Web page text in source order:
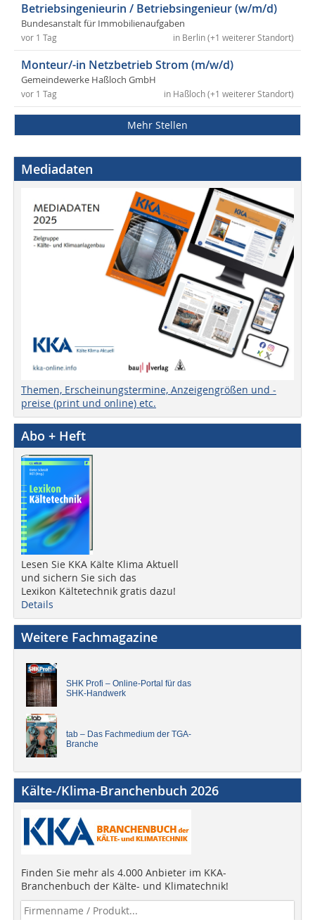
Betriebsingenieurin / Betriebsingenieur (w/m/d)
Bundesanstalt für Immobilienaufgaben
in Berlin (+1 weiterer Standort)
vor 1 Tag
Monteur/-in Netzbetrieb Strom (m/w/d)
Gemeindewerke Haßloch GmbH
in Haßloch (+1 weiterer Standort)
vor 1 Tag
Mehr Stellen
Mediadaten
Themen, Erscheinungstermine, Anzeigengrößen und -
preise (print und online) etc.
Abo + Heft
Lesen Sie KKA Kälte Klima Aktuell
und sichern Sie sich das
Lexikon Kältetechnik gratis dazu!
Details
Weitere Fachmagazine
SHK Profi – Online-Portal für das
SHK-Handwerk
tab – Das Fachmedium der TGA-
Branche
Kälte-/Klima-Branchenbuch 2026
Finden Sie mehr als 4.000 Anbieter im KKA-
Branchenbuch der Kälte- und Klimatechnik!